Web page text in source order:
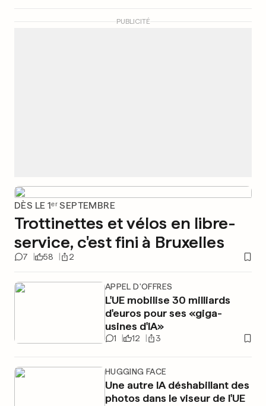
PUBLICITÉ
DÈS LE 1ᵉʳ SEPTEMBRE
Trottinettes et vélos en libre-
service, c'est fini à Bruxelles
7 58 2
APPEL D'OFFRES
L'UE mobilise 30 milliards
d'euros pour ses «giga-
usines d'IA»
1 12 3
HUGGING FACE
Une autre IA déshabillant des
photos dans le viseur de l'UE